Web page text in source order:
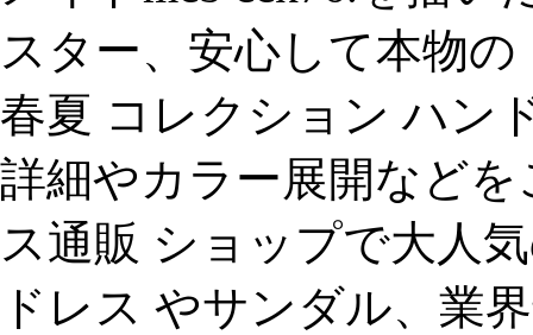
スター、安心して本物
春夏 コレクション ハン
詳細やカラー展開など
ス通販 ショップで大人
ドレス やサンダル、業